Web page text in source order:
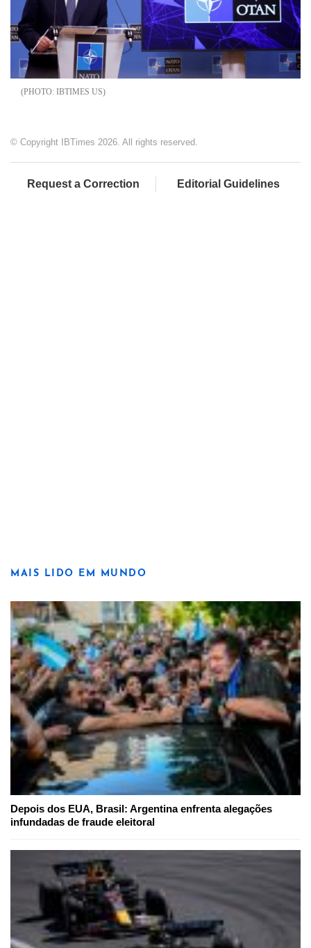
IBTIMES US
© Copyright IBTimes 2026. All rights reserved.
Request a Correction Editorial Guidelines
MAIS LIDO EM MUNDO
Depois dos EUA, Brasil: Argentina enfrenta alegações
infundadas de fraude eleitoral